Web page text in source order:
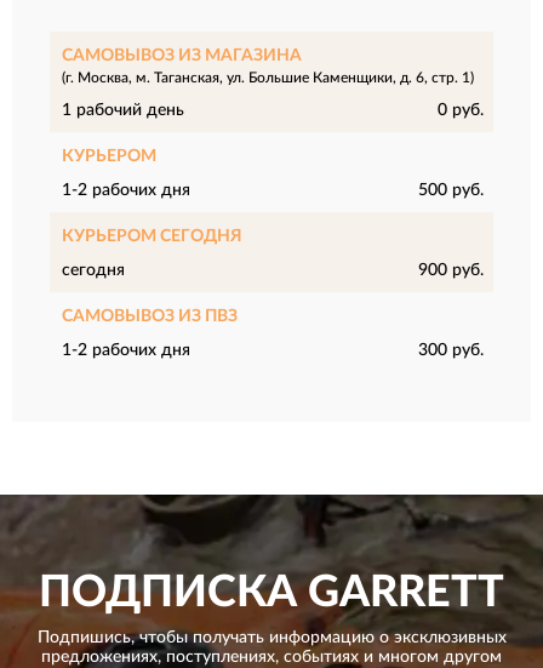
САМОВЫВОЗ ИЗ МАГАЗИНА
(г. Москва, м. Таганская, ул. Большие Каменщики, д. 6, стр. 1)
1 рабочий день 0 руб.
КУРЬЕРОМ
1-2 рабочих дня
500 руб.
КУРЬЕРОМ СЕГОДНЯ
сегодня
900 руб.
САМОВЫВОЗ ИЗ ПВЗ
1-2 рабочих дня
300 руб.
ПОДПИСКАGARRETT
Подпишись, чтобы получать информацию о эксклюзивных
предложениях,поступлениях, событиях и многом другом